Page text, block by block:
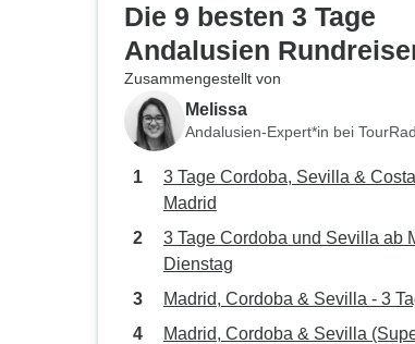
Die 9 besten 3 Tage
Andalusien
Zusammengestellt von
Melissa
Andalusien-Expert*in bei
3 Tage Cordoba, Sevilla &
Madrid
3 Tage Cordoba und Sevilla ab
Dienstag
Madrid, Cordoba & Sevilla - 3
Madrid, Cordoba & Sevilla